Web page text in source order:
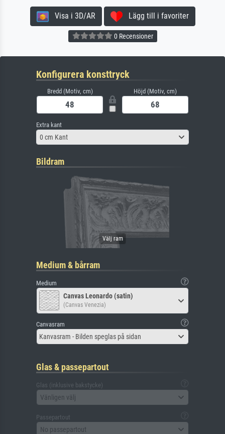
Visa i 3D/AR Lägg till i favoriter
0 Recensioner
Konfigurera konsttryck
Bredd (Motiv, cm) Höjd (Motiv, cm)
Extra kant
0 cm Kant
Bildram
Medium & bårram
Medium
Canvas Leonardo (satin)
(Canvas Venezia)
Canvasram
Kanvasram - Bilden speglas på sidan
Glas & passepartout
Glas (inklusive bakstycke)
Vänligen välj
Passepartout
No passepartout